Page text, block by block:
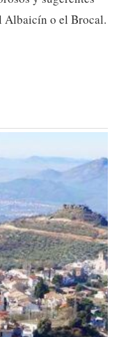
Albaicín o el Brocal.